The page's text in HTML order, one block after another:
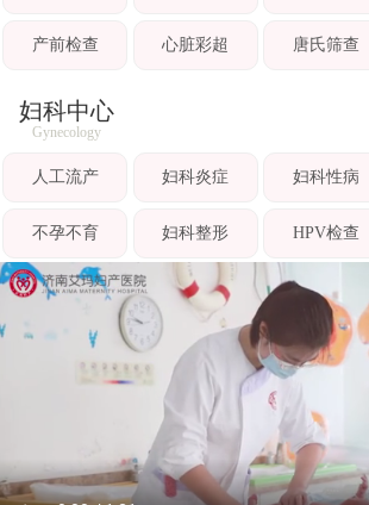
产前检查 心脏彩超 唐氏筛查
妇科中心
Gynecology
人工流产 妇科炎症 妇科性病
不孕不育 妇科整形 HPV检查